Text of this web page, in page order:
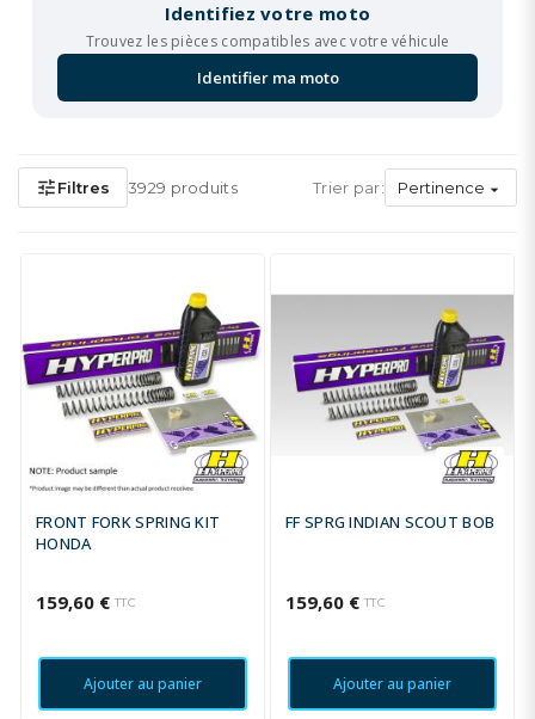
Identifiez votre moto
Trouvez les pièces compatibles avec votre véhicule
Identifier ma moto
tuneFiltres 3929 produits Trier par: Pertinence 
FRONT FORK SPRING KIT
HONDA
159,60 € TTC
Ajouter au panier
FF SPRG INDIAN SCOUT BOB
159,60 € TTC
Ajouter au panier